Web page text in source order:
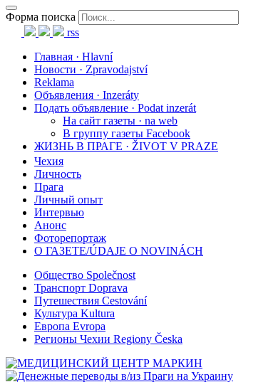
Форма поиска
rss
Главная · Hlavní
Новости · Zpravodajství
Reklama
Объявления · Inzeráty
Подать объявление · Podat inzerát
На сайт газеты · na web
В группу газеты Facebook
ЖИЗНЬ В ПРАГЕ · ŽIVOT V PRAZE
Чехия
Личность
Прага
Личный опыт
Интервью
Анонс
Фоторепортаж
О ГАЗЕТЕ/ÚDAJE O NOVINÁCH
Общество Společnost
Транспорт Doprava
Путешествия Cestování
Культура Kultura
Европа Evropa
Регионы Чехии Regiony Česka